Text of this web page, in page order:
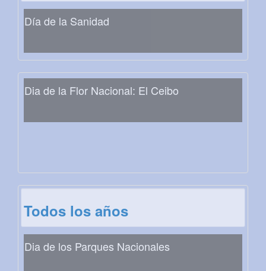
Día de la Sanidad
Dia de la Flor Nacional: El Ceibo
Todos los años
Dia de los Parques Nacionales